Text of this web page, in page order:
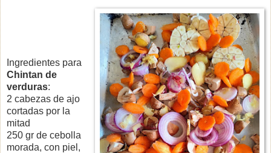
Ingredientes para
Chintan de
verduras:
2 cabezas de ajo
cortadas por la
mitad
250 gr de cebolla
morada, con piel,